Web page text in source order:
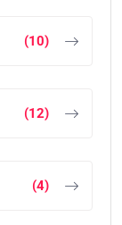
(10)
(12)
(4)